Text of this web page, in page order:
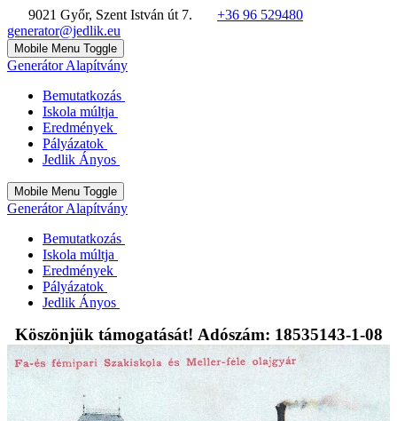
9021 Győr, Szent István út 7.
+36 96 529480
generator@jedlik.eu
Mobile Menu Toggle
Generátor Alapítvány
Bemutatkozás
Iskola múltja
Eredmények
Pályázatok
Jedlik Ányos
Mobile Menu Toggle
Generátor Alapítvány
Bemutatkozás
Iskola múltja
Eredmények
Pályázatok
Jedlik Ányos
Köszönjük támogatását! Adószám: 18535143-1-08